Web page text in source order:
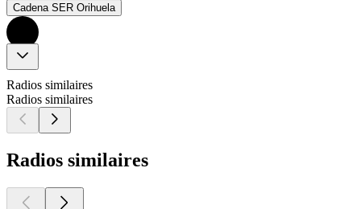
Cadena SER Orihuela
Radios similaires
Radios similaires
Radios similaires